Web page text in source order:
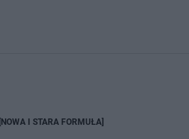
I STARA FORMUŁA]